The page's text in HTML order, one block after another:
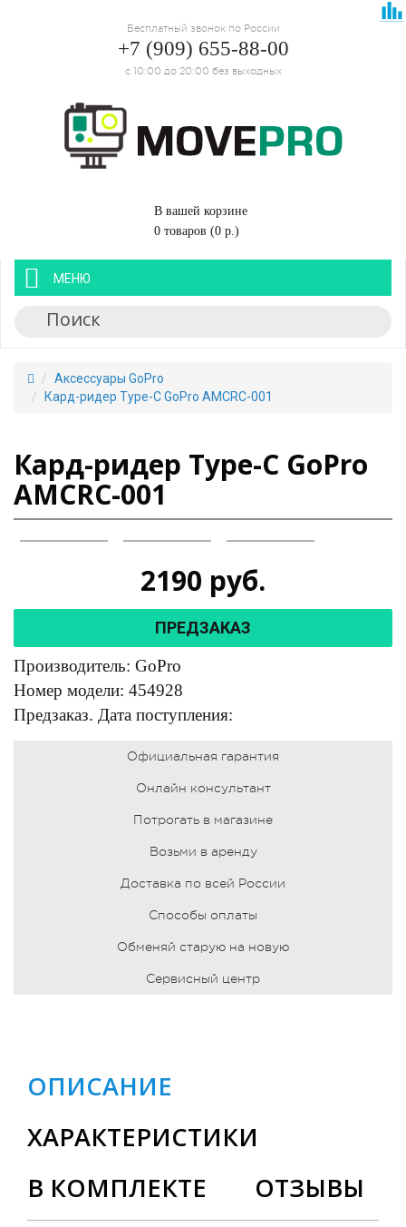
Бесплатный звонок по России
+7 (909) 655-88-00
с 10:00 до 20:00 без выходных
В вашей корзине
0 товаров (0 р.)
МЕНЮ
Аксессуары GoPro
Кард-ридер Type-C GoPro AMCRC-001
Кард-ридер Type-C GoPro
AMCRC-001
2190 руб.
ПРЕДЗАКАЗ
Производитель: GoPro
Номер модели: 454928
Предзаказ. Дата поступления:
Официальная гарантия
Онлайн консультант
Потрогать в магазине
Возьми в аренду
Доставка по всей России
Способы оплаты
Обменяй старую на новую
Сервисный центр
ОПИСАНИЕ
ХАРАКТЕРИСТИКИ
В КОМПЛЕКТЕ
ОТЗЫВЫ